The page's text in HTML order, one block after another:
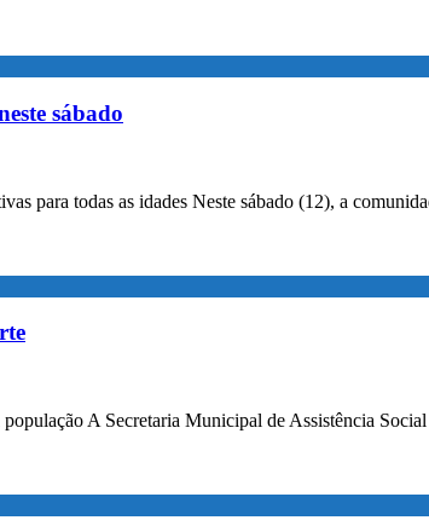
sábado
para todas as idades Neste sábado (12), a
A Secretaria Municipal de Assistência